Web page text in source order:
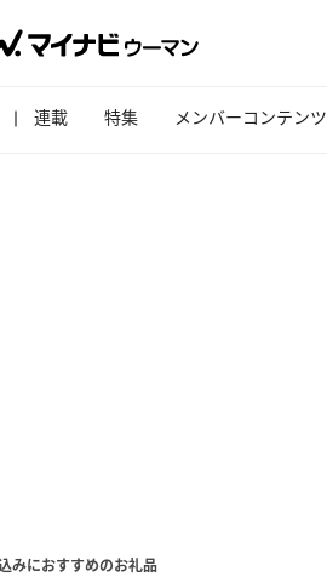
連載 特集 メンバーコンテンツ
みにおすすめのお礼品